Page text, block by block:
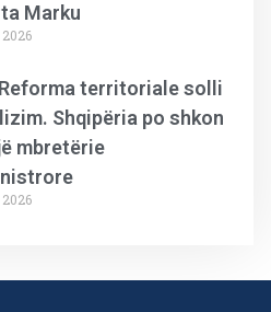
Marku
territoriale solli
Shqipëria po shkon
mbretërie